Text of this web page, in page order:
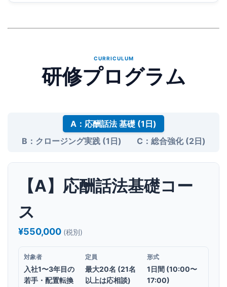
CURRICULUM
研修プログラム
A：応酬話法 基礎 (1日)
B：クロージング実践 (1日)
C：総合強化 (2日)
【A】応酬話法基礎コー
ス
¥550,000 (税別)
対象者
入社1〜3年目の
若手・配置転換
定員
最大20名 (21名
以上は応相談)
形式
1日間 (10:00〜
17:00)